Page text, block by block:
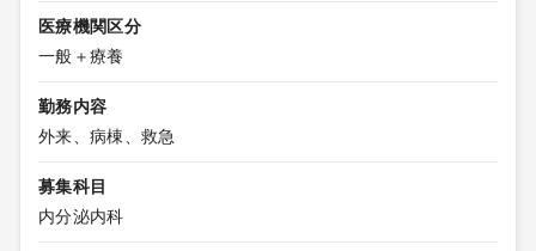
医療機関区分
一般＋療養
勤務内容
外来、病棟、救急
募集科目
内分泌内科